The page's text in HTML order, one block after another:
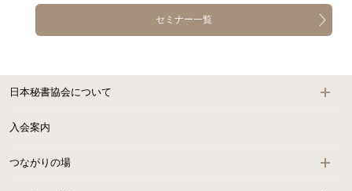
セミナー一覧
日本秘書協会について
入会案内
つながりの場